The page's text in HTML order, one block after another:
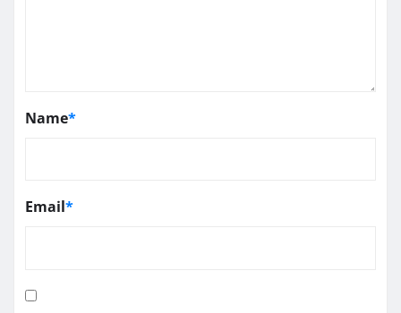
Name*
Email*